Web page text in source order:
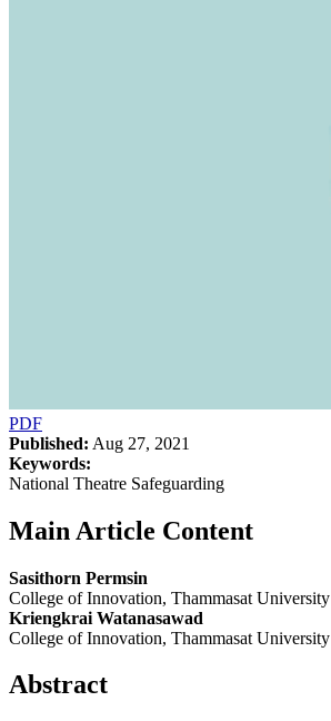
PDF
Published: Aug 27, 2021
Keywords:
National Theatre Safeguarding
Main Article Content
Sasithorn Permsin
College of Innovation, Thammasat University
Kriengkrai Watanasawad
College of Innovation, Thammasat University
Abstract